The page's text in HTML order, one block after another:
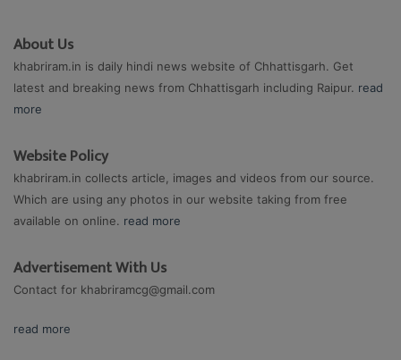
About Us
khabriram.in is daily hindi news website of Chhattisgarh. Get
latest and breaking news from Chhattisgarh including Raipur. read
more
Website Policy
khabriram.in collects article, images and videos from our source.
Which are using any photos in our website taking from free
available on online. read more
Advertisement With Us
Contact for khabriramcg@gmail.com
read more